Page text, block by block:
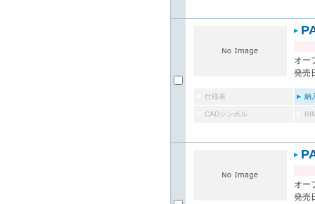
オー
発売
仕様表 納
CADシンボル
オー
発売